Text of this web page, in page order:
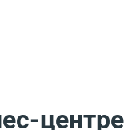
центре